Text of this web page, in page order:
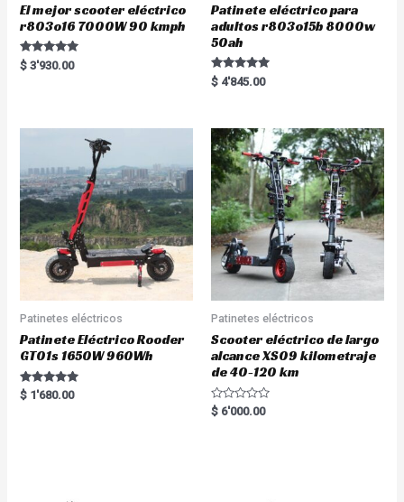
El mejor scooter eléctrico
r803o16 7000W 90 kmph
Rated
5.00
$ 3'930.00
Patinete eléctrico para
adultos r803o15b 8000w
50ah
Rated
5.00
$ 4'845.00
Patinetes eléctricos
Patinete Eléctrico Rooder
GT01s 1650W 960Wh
Rated
5.00
$ 1'680.00
Patinetes eléctricos
Scooter eléctrico de largo
alcance XS09 kilometraje
de 40-120 km
R
a
$ 6'000.00